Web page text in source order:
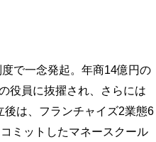
で一念発起。年商14億円の
役員に抜擢され、さらには
は、フランチャイズ2業態6
ミットしたマネースクール